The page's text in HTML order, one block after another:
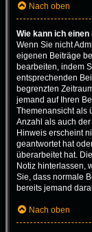
Nach oben
Wie kann ich
Wenn Sie nicht
eigenen Beiträge
bearbeiten, indem
entsprechenden
begrenzten
jemand auf Ihren
Themenansicht als
Anzahl als auch
Hinweis erscheint
geantwortet hat
überarbeitet hat.
Notiz hinterlassen,
Sie, dass normale
bereits jemand
Nach oben